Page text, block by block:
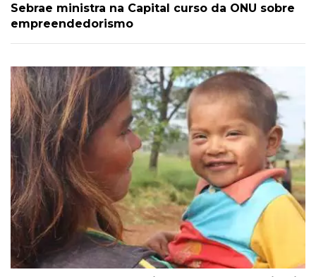
Sebrae ministra na Capital curso da ONU sobre
empreendedorismo